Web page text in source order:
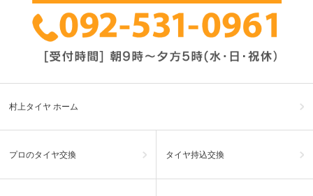
村上タイヤ ホーム
プロのタイヤ交換 タイヤ持込交換